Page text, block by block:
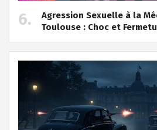
Agression Sexuelle à la
Toulouse : Choc et